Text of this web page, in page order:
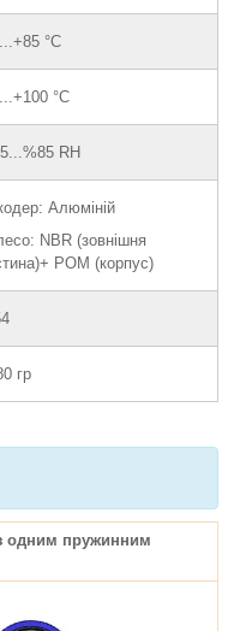
°C
°C
RH
Алюміній
NBR (зовнішня
POM (корпус)
гр
одним пружинним